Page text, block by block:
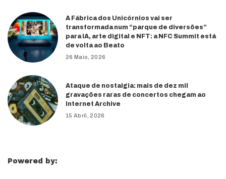
A Fábrica dos Unicórnios vai ser
transformada num “parque de diversões”
para IA, arte digital e NFT: a NFC Summit está
de volta ao Beato
26 Maio, 2026
Ataque de nostalgia: mais de dez mil
gravações raras de concertos chegam ao
Internet Archive
15 Abril, 2026
Powered by: